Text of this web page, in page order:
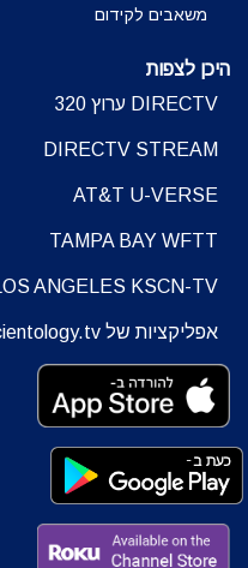
משאבים לקידום
היכן לצפות
DIRECTV ערוץ 320
DIRECTV STREAM
AT&T U-VERSE
TAMPA BAY WFTT
LOS ANGELES KSCN-TV
אפליקציות של Scientology.tv